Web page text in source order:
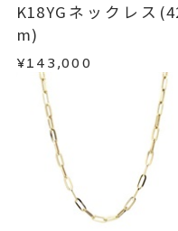
K18YGネックレス
m)
¥143,000